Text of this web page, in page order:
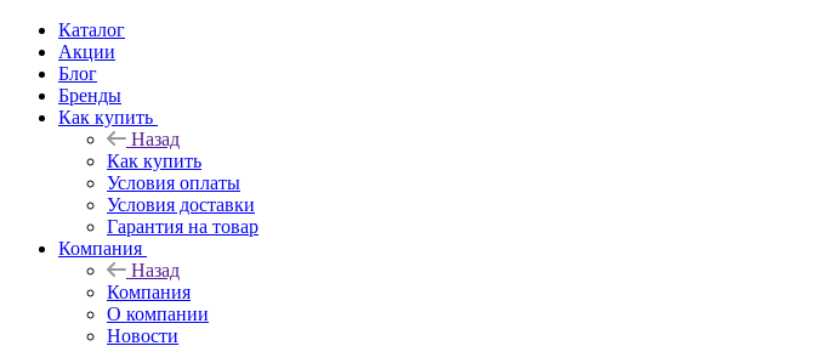
Каталог
Акции
Блог
Бренды
Как купить
Назад
Как купить
Условия оплаты
Условия доставки
Гарантия на товар
Компания
Назад
Компания
О компании
Новости